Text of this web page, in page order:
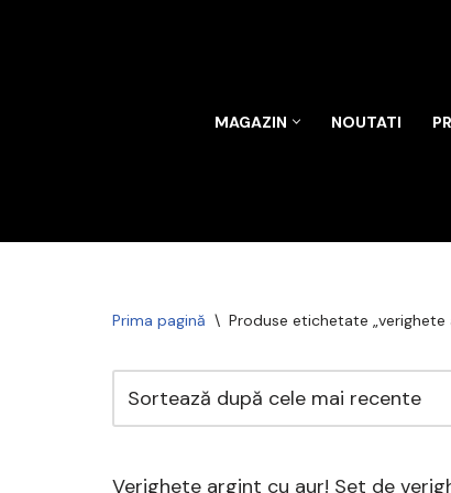
MAGAZIN NOUTATI
Prima pagină \ Produse etichetate „verighete
Verighete argint cu aur! Set de